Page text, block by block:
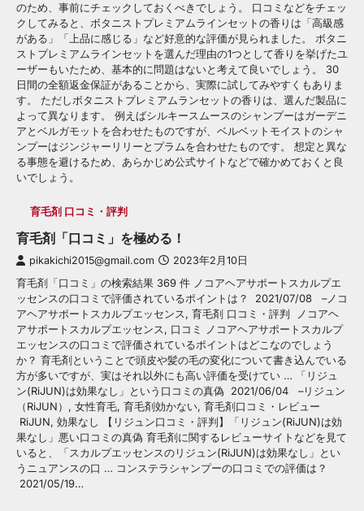
のため、事前にチェックしておくべきでしょう。 口コミなどをチェッ
クしてみると、ボタニストプレミアムラインセットの香りは「高級感
がある」「上品に感じる」など好意的な評価が見られました。 ボタニ
ストプレミアムラインセットを選んだ理由の1つとして香りを挙げたユ
ーザーもいたため、基本的に問題はないと考えて良いでしょう。 30
日間の全額返金保証があることから、実際に試してみやすくもありま
す。 ただしボタニストプレミアムランセットの香りは、選んだ製品に
よって異なります。 例えばシルキースムースのシャンプーはガーデニ
アとベルガモットを合わせたものですが、ベルベットモイストのシャ
ンプーはジンジャーリリーとプラムを合わせたものです。 想定と異な
る事態を避けるため、あらかじめ公式サイトなどで確かめておくと良
いでしょう。
育毛剤 口コミ・評判
育毛剤「口コミ」を極める！
pikakichi2015@gmail.com 2023年2月10日
育毛剤「口コミ」の検索結果 369 件 ノコアヘアサポートスカルプエ
ッセンスの口コミで評価されているポイントは？ 2021/07/08 –ノコ
アヘアサポートスカルプエッセンス, 育毛剤 口コミ・評判 ノコアヘ
アサポートスカルプエッセンス, 口コミ ノコアヘアサポートスカルプ
エッセンスの口コミで評価されているポイントはどこなのでしょう
か？ 育毛剤ということで頭皮や髪の毛の変化について書き込んでいる
方が多いですが、実はそれ以外にも高い評価を受けてい … 「リジュ
ン(RiJUN)は効果なし」という口コミの真偽 2021/06/04 –リジュン
（RiJUN）, 女性育毛, 育毛剤効かない, 育毛剤口コミ・レビュー
RiJUN, 効果なし 【リジュン口コミ・評判】「リジュン(RiJUN)は効
果なし」悪い口コミの真偽 育毛剤に関するレビューサイトなどを見て
いると、「スカルプエッセンスのリジュン(RiJUN)は効果なし」とい
うニュアンスの口 … コンステラシャンプーの口コミでの評価は？
2021/05/19…